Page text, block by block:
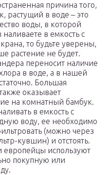
причина того,
растущий в воде – это
воды, в которой
наливаете в емкость с
то будьте уверены,
растение не будет.
переносит наличие
в воде, а в нашей
Большая
оказывает
на комнатный бамбук.
в емкость с
воду, ее необходимо
(можно через
кувшин) и отстоять.
используют
покупную или